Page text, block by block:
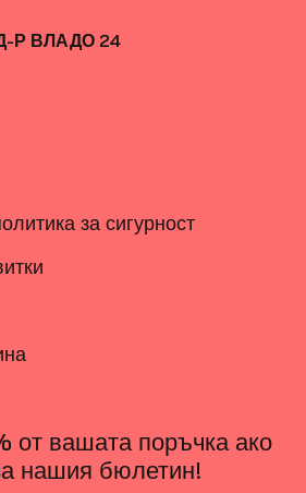
Р ВЛАДО 24
за сигурност
от вашата поръчка ако
нашия бюлетин!